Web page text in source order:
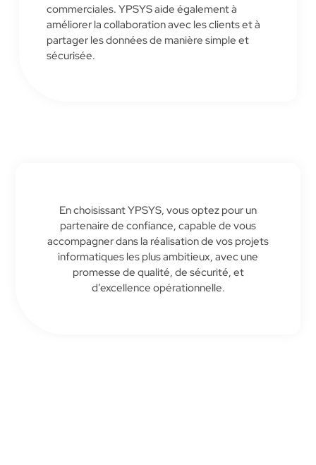
commerciales. YPSYS aide également à
améliorer la collaboration avec les clients et à
partager les données de manière simple et
sécurisée.
En choisissant YPSYS, vous optez pour un
partenaire de confiance, capable de vous
accompagner dans la réalisation de vos projets
informatiques les plus ambitieux, avec une
promesse de qualité, de sécurité, et
d’excellence opérationnelle.